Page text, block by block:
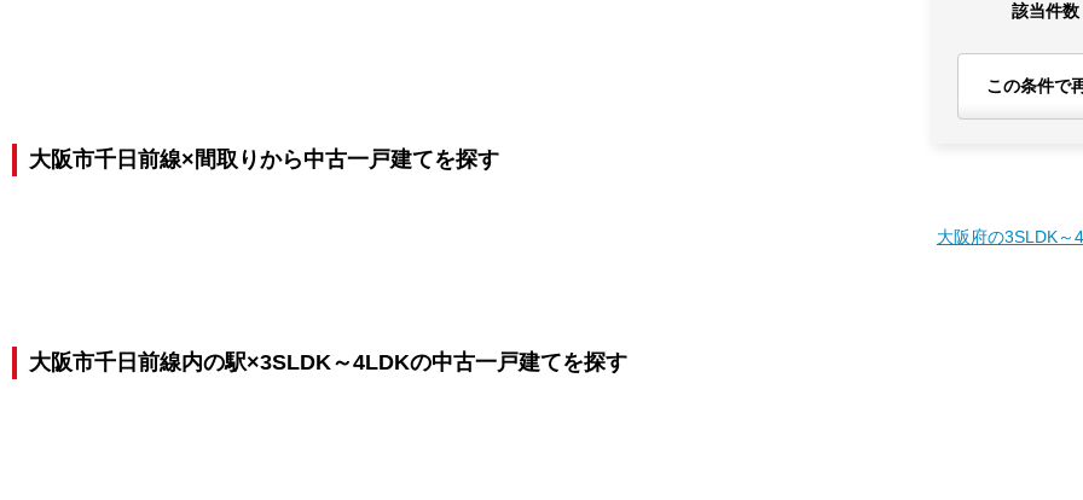
該当件数
この条件で
大阪市千日前線×間取りから中古一戸建てを探す
大阪府の3SLDK～
大阪市千日前線内の駅×3SLDK～4LDKの中古一戸建てを探す